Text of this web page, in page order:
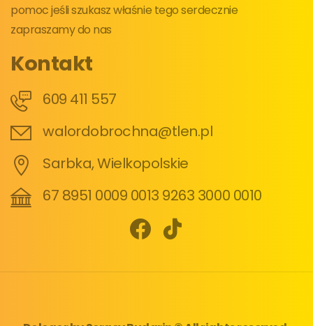
pomoc jeśli szukasz właśnie tego serdecznie
zapraszamy do nas
Kontakt
609 411 557
walordobrochna@tlen.pl
Sarbka, Wielkopolskie
67 8951 0009 0013 9263 3000 0010